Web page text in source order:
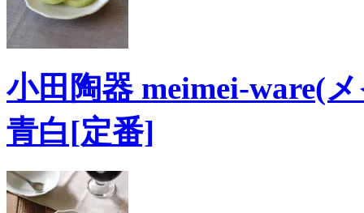
小田陶器 meimei-ware(
青白[定番]